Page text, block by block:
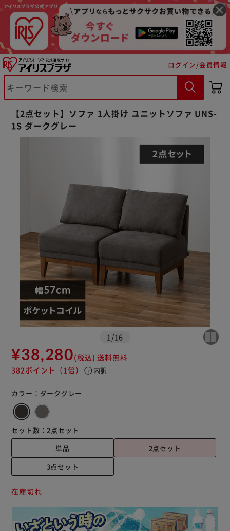
ログイン/会員情報
【2点セット】ソファ 1人掛け ユニットソファ UNS-
1S ダークグレー
1 /16
¥38,280(税込) 送料無料
382ポイント （1倍） info 内訳
カラー： ダークグレー
セット数： 2点セット
単品
2点セット
3点セット
在庫切れ
カートに入れる